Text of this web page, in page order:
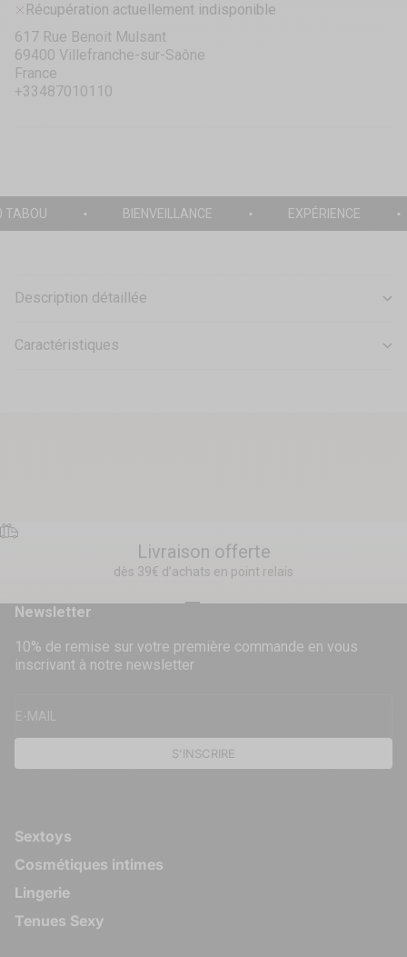
Récupération actuellement indisponible
617 Rue Benoit Mulsant
69400 Villefranche-sur-Saône
France
+33487010110
TABOU BIENVEILLANCE EXPÉRIENCE
Description détaillée
Caractéristiques
Livraison offerte
dès 39€ d’achats en point relais
Sextoys
Cosmétiques intimes
Lingerie
Tenues Sexy
Newsletter
10% de remise sur votre première commande en vous
inscrivant à notre newsletter
E-MAIL
S'INSCRIRE